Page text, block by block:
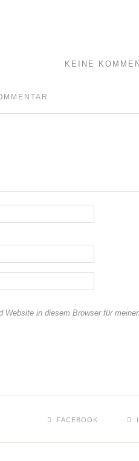
KEINE
Website in diesem Browser für
FACEBOOK